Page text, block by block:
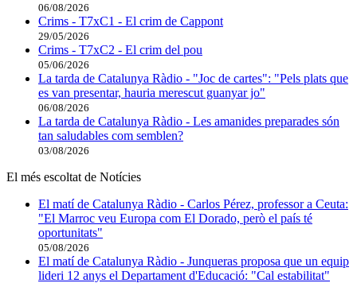
06/08/2026
Crims - T7xC1 - El crim de Cappont
29/05/2026
Crims - T7xC2 - El crim del pou
05/06/2026
La tarda de Catalunya Ràdio - "Joc de cartes": "Pels plats que
es van presentar, hauria merescut guanyar jo"
06/08/2026
La tarda de Catalunya Ràdio - Les amanides preparades són
tan saludables com semblen?
03/08/2026
El més escoltat de Notícies
El matí de Catalunya Ràdio - Carlos Pérez, professor a Ceuta:
"El Marroc veu Europa com El Dorado, però el país té
oportunitats"
05/08/2026
El matí de Catalunya Ràdio - Junqueras proposa que un equip
lideri 12 anys el Departament d'Educació: "Cal estabilitat"